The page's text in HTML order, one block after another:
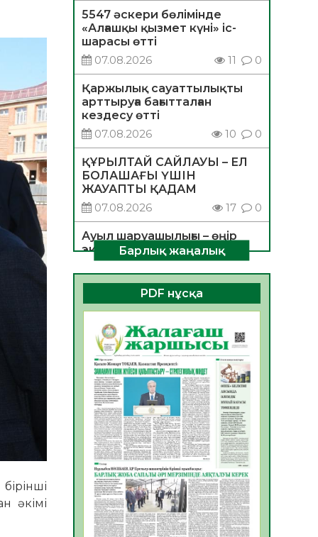
әкімі
5547 әскери бөлімінде
«Алғашқы қызмет күні» іс-
шарасы өтті
07.08.2026
11 0
Қаржылық сауаттылықты
арттыруға бағытталған
кездесу өтті
07.08.2026
10 0
ҚҰРЫЛТАЙ САЙЛАУЫ – ЕЛ
БОЛАШАҒЫ ҮШІН
ЖАУАПТЫ ҚАДАМ
07.08.2026
17 0
Ауыл шаруашылығы – өңір
экономикасының негізгі
тірегі
06.08.2026
27 0
ҚОҒАМДЫҚ БЕЛСЕНДІЛІК –
ЕЛ ДАМУЫНЫҢ НЕГІЗІ
06.08.2026
26
ҚҰРЫЛТАЙ САЙЛАУЫ –
БОЛАШАҚҚА БАСТАР
ЖАУАПТЫ ТАҢДАУ
06.08.2026
28
Инфекциялық ауруларға
қарсы иммундау
жұмыстарының тиімділігі
06.08.2026
29
Көкжөтел ауруы туралы
Барлық жаңалық
PDF нұсқа